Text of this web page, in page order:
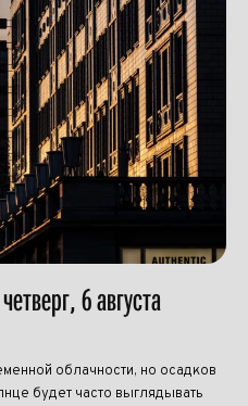
6 августа
облачности, но осадков
будет часто выглядывать